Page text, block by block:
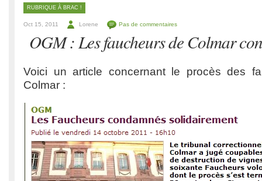
RUBRIQUE À BRAC !
Oct 15, 2011 Lorene Pas de commentaires
OGM : Les faucheurs de Colmar
Voici un article concernant le procès des
Colmar :